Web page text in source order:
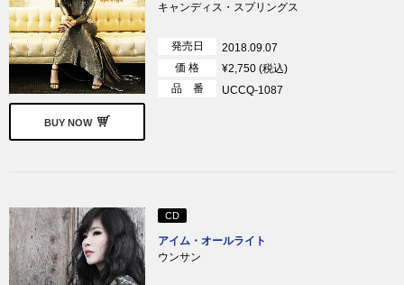
BUY NOW
キャンディス・スプリングス
発売日
2018.09.07
価 格
¥2,750 (税込)
品 番
UCCQ-1087
CD
アイム・オールライト
ウンサン